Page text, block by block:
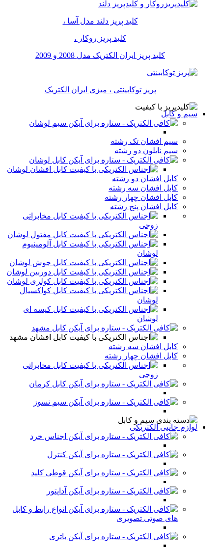
کلید پریز دلند مدل آسا ،
کلید پریز روکار ،
کلید پریز ایران الکتریک مدل 2008 و 2009
پریز توکابینتی ، میزی ایران الکتریک
سیم و کابل
سیم لوشان
سیم افشان تک رشته
سیم نایلون دو رشته
کابل لوشان
کابل افشان لوشان
کابل افشان دو رشته
کابل افشان سه رشته
کابل افشان چهار رشته
کابل افشان پنج رشته
کابل مخابراتی
زوجی
کابل مفتول لوشان
کابل آلومینیوم
لوشان
کابل جوش لوشان
کابل دوربین لوشان
کابل کولری لوشان
کابل کواکسیال
لوشان
کابل کیسه ای
لوشان
کابل مشهد
کابل افشان مشهد
کابل افشان سه رشته
کابل افشان چهار رشته
کابل مخابراتی
زوجی
کابل کرمان
سیم نسوز
لوازم جانبی الکتریکی
اجناس خرد
کنترل
قوطی کلید
آداپتور
انواع رابط و کابل
های صوتی تصویری
باتری